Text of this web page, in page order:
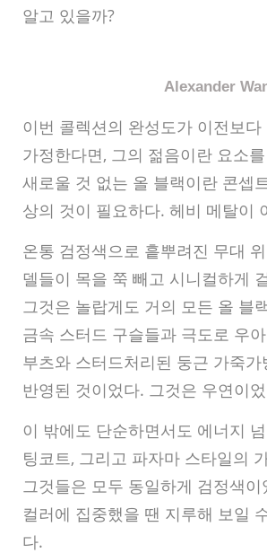
알고 있을까?
Alexander
이번 콜렉션의 완성도가 이전보
가정한다면, 그의 젊음이란 요소
새로울 것 없는 올 블랙이란 콘셉
상의 것이 필요하다. 헤비 메탈이
온통 검정색으로 흩뿌려진 무대
델들이 목을 쭉 빼고 시니컬하게
그것은 놀랍게도 거의 모든 올 블
금속 스터드 구슬들과 극도로 우
부츠와 스터드처리된 둥근 가죽
반영된 것이었다. 그것은 우연이
이 밖에도 단순하면서도 에너지
팅코트, 그리고 파자마 스타일의
그것들은 모두 동일하게 검정색
컬러에 집중했을 땐 지루해 보일
다.